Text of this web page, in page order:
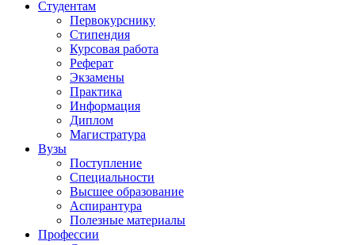
Студентам
Первокурснику
Стипендия
Курсовая работа
Реферат
Экзамены
Практика
Информация
Диплом
Магистратура
Вузы
Поступление
Специальности
Высшее образование
Аспирантура
Полезные материалы
Профессии